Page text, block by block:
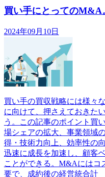
買い手にとってのM&A
2024年09月10日
買い手の買収戦略には様々
に向けて、押さえておきた
う。この記事のポイント買
場シェアの拡大、事業領域
得・技術力向上、効率性の
迅速に成長を加速し、顧客
ことができる。M&Aにはコ
要で、成約後の経営統合計